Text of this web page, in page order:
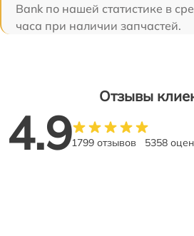
Bank по нашей статистике в
часа при наличии запчастей.
Отзывы
4.91799 отзывов 5358